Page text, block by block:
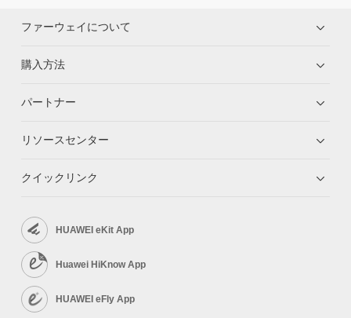
ファーウェイについて
購入方法
パートナー
リソースセンター
クイックリンク
HUAWEI eKit App
Huawei HiKnow App
HUAWEI eFly App